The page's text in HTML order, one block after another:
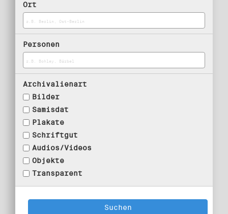
Ort
Personen
Archivalienart
Bilder
Samisdat
Plakate
Schriftgut
Audios/Videos
Objekte
Transparent